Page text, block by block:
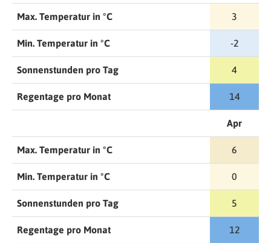
Max. Temperatur in °C 3
Min. Temperatur in °C -2
Sonnenstunden pro Tag 4
Regentage pro Monat 14
Apr
Max. Temperatur in °C 6
Min. Temperatur in °C 0
Sonnenstunden pro Tag 5
Regentage pro Monat 12